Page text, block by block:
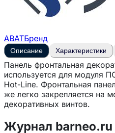
ABATБренд
Описание Характеристики
Панель фронтальная
используется для модуля
Hot-Line. Фронтальная
же легко закрепляется на
декоративных винтов.
Журнал barneo.ru